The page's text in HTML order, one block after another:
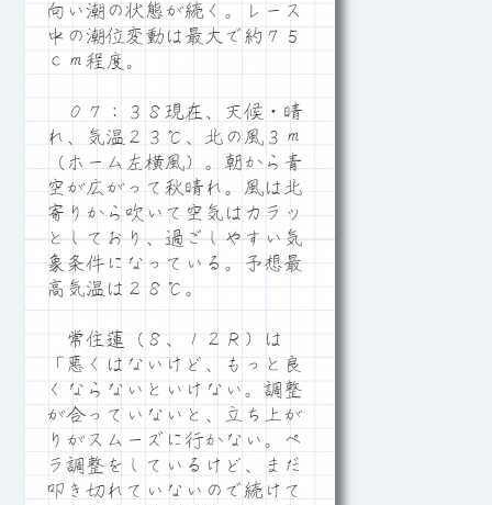
向い潮の状態が続く。レース
中の潮位変動は最大で約７５
ｃｍ程度。
０７：３８現在、天候・晴
れ、気温２３℃、北の風３ｍ
（ホーム左横風）。朝から青
空が広がって秋晴れ。風は北
寄りから吹いて空気はカラッ
としており、過ごしやすい気
象条件になっている。予想最
高気温は２８℃。
常住蓮（８、１２Ｒ）は
「悪くはないけど、もっと良
くならないといけない。調整
が合っていないと、立ち上が
りがスムーズに行かない。ペ
ラ調整をしているけど、まだ
叩き切れていないので続けて